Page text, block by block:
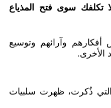
تكلفك سوى فتح المذياع
وآرائهم وتوسيع
الأخرى.
ذُكرت، ظهرت سلبيات